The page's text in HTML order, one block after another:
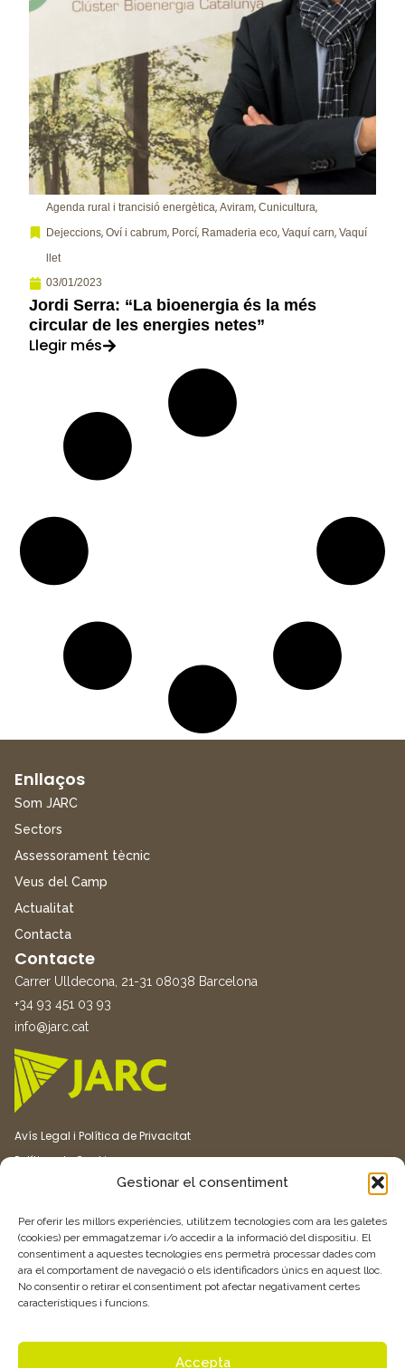
Gestionar el consentiment
Per oferir les millors experiències, utilitzem tecnologies com ara les galetes
(cookies) per emmagatzemar i/o accedir a la informació del dispositiu. El
consentiment a aquestes tecnologies ens permetrà processar dades com
ara el comportament de navegació o els identificadors únics en aquest lloc.
No consentir o retirar el consentiment pot afectar negativament certes
característiques i funcions.
Accepta
Agenda rural i trancisió energètica,Aviram,Cunicultura,
Dejeccions,Oví i cabrum, Porcí, Ramaderia eco,Vaquí carn,Vaquí
llet
03/01/2023
Jordi Serra: “La bioenergia és la més
circular de les energies netes”
Llegir més
Enllaços
Som JARC
Sectors
Assessorament tècnic
Veus del Camp
Actualitat
Contacta
Contacte
Carrer Ulldecona, 21-31 08038 Barcelona
+34 93 451 03 93
info@jarc.cat
Avís Legal i Política de Privacitat
Política de Cookies
Vull rebre més informació